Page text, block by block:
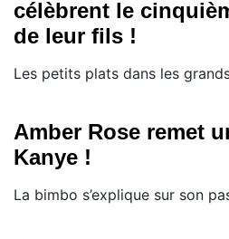
célèbrent le
de leur fils !
Les petits plats dans les
Amber Rose remet
Kanye !
​La bimbo s’explique sur son